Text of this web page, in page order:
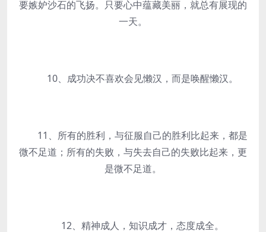
要嫉妒沙石的飞扬。只要心中蕴藏美丽，就总有展现的
一天。
10、成功决不喜欢会见懒汉，而是唤醒懒汉。
11、所有的胜利，与征服自己的胜利比起来，都是
微不足道；所有的失败，与失去自己的失败比起来，更
是微不足道。
12、精神成人，知识成才，态度成全。